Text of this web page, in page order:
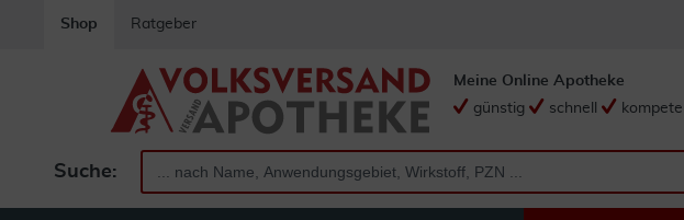
Shop Ratgeber
Suche:
Meine Online Apotheke
günstig
schnell